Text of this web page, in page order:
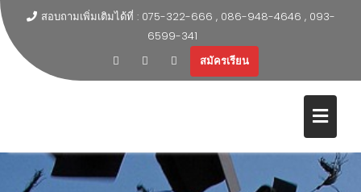
สอบถามเพิ่มเติมได้ที่ : 075-322-666 , 086-948-4646 , 093-
6599-341
สมัครเรียน